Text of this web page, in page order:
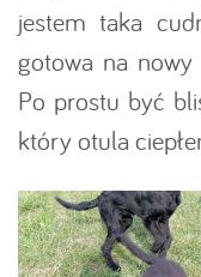
jestem taka
gotowa na
Po prostu być
który otula